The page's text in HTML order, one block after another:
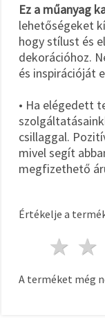
Ez a műanyag
lehetőségeket
hogy stílust és
dekorációhoz.
és inspirációját
• Ha elégedett
csillaggal.
mivel segít
megfizethető
Értékelje a
1
A terméket még